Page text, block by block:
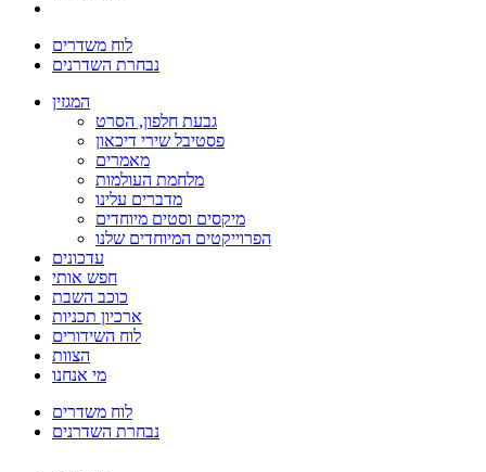
לוח משדרים
נבחרת השדרנים
המגזין
גבעת חלפון, הסרט
פסטיבל שירי דיכאון
מאמרים
מלחמת העולמות
מדברים עלינו
מיקסים וסטים מיוחדים
הפרוייקטים המיוחדים שלנו
עדכונים
חפש אותי
כוכב השבת
ארכיון תכניות
לוח השידורים
הצוות
מי אנחנו
לוח משדרים
נבחרת השדרנים